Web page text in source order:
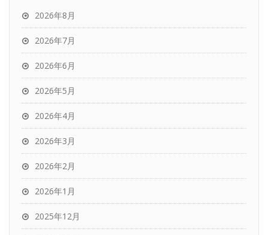
2026年8月
2026年7月
2026年6月
2026年5月
2026年4月
2026年3月
2026年2月
2026年1月
2025年12月